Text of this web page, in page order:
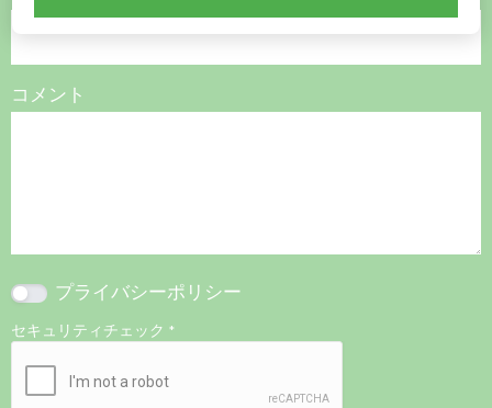
コメント
プライバシーポリシー
セキュリティチェック *